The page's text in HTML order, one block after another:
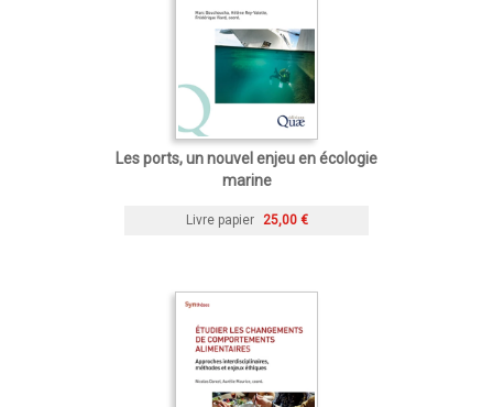
Les ports, un nouvel enjeu en écologie
marine
Livre papier 25,00 €